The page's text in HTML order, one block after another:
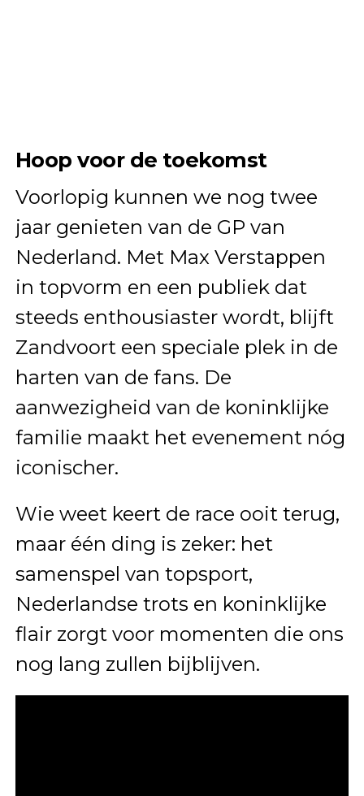
Hoop voor de toekomst
Voorlopig kunnen we nog twee
jaar genieten van de GP van
Nederland. Met Max Verstappen
in topvorm en een publiek dat
steeds enthousiaster wordt, blijft
Zandvoort een speciale plek in de
harten van de fans. De
aanwezigheid van de koninklijke
familie maakt het evenement nóg
iconischer.
Wie weet keert de race ooit terug,
maar één ding is zeker: het
samenspel van topsport,
Nederlandse trots en koninklijke
flair zorgt voor momenten die ons
nog lang zullen bijblijven.